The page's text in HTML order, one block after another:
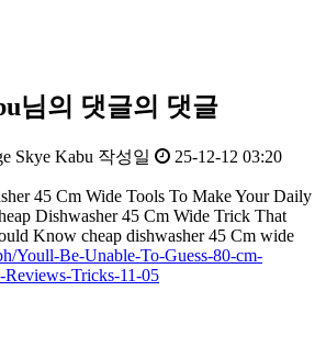
님의 댓글의 댓글
Skye Kabu 작성일 25-12-12 03:20
45 Cm Wide Tools To Make Your Daily
Dishwasher 45 Cm Wide Trick That
Know cheap dishwasher 45 Cm wide
Youll-Be-Unable-To-Guess-80-cm-
Tricks-11-05